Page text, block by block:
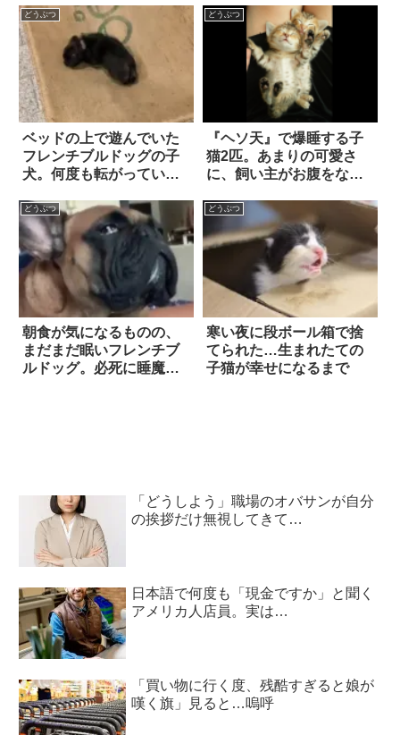
どうぶつ
ベッドの上で遊んでいた
フレンチブルドッグの子
犬。何度も転がっている
う！
どうぶつ
『ヘソ天』で爆睡する子
猫2匹。あまりの可愛さ
に、飼い主がお腹をなで
どうぶつ
朝食が気になるものの、
まだまだ眠いフレンチブ
ルドッグ。必死に睡魔と
どうぶつ
寒い夜に段ボール箱で捨
てられた…生まれたての
子猫が幸せになるまで
「どうしよう」職場のオバサンが自分
の挨拶だけ無視してきて…
日本語で何度も「現金ですか」と聞く
アメリカ人店員。実は…
「買い物に行く度、残酷すぎると娘が
嘆く旗」見ると…嗚呼